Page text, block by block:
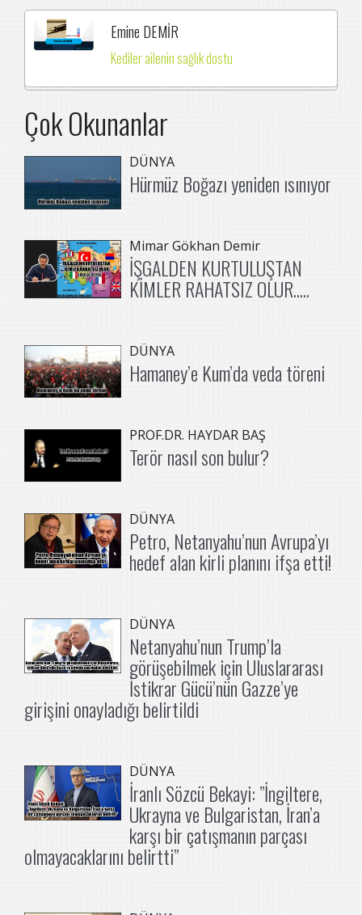
Emine DEMİR
Kediler ailenin sağlık dostu
Çok Okunanlar
DÜNYA
Hürmüz Boğazı yeniden ısınıyor
Mimar Gökhan Demir
İŞGALDEN KURTULUŞTAN
KİMLER RAHATSIZ OLUR.....
DÜNYA
Hamaney’e Kum’da veda töreni
PROF.DR. HAYDAR BAŞ
Terör nasıl son bulur?
DÜNYA
Petro, Netanyahu’nun Avrupa’yı
hedef alan kirli planını ifşa etti!
DÜNYA
Netanyahu’nun Trump’la
görüşebilmek için Uluslararası
İstikrar Gücü’nün Gazze’ye
girişini onayladığı belirtildi
DÜNYA
İranlı Sözcü Bekayi: ”İngiltere,
Ukrayna ve Bulgaristan, İran’a
karşı bir çatışmanın parçası
olmayacaklarını belirtti”